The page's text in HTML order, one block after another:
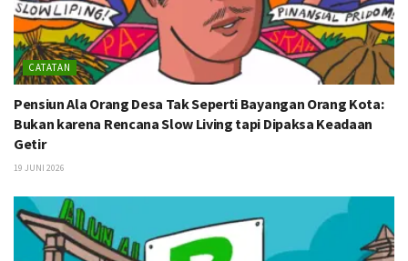
CATATAN
Pensiun Ala Orang Desa Tak Seperti Bayangan Orang Kota:
Bukan karena Rencana Slow Living tapi Dipaksa Keadaan
Getir
19 JUNI 2026